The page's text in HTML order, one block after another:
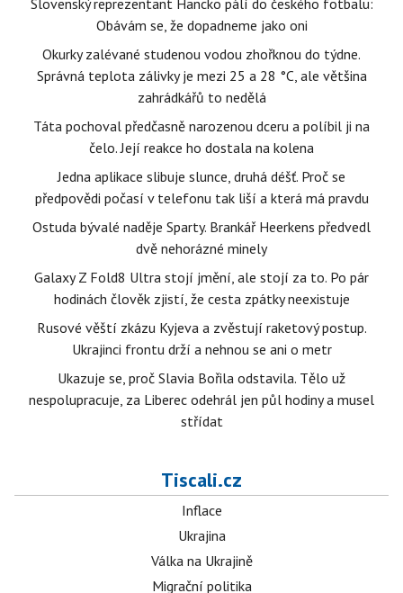
Slovenský reprezentant Hancko pálí do českého fotbalu:
Obávám se, že dopadneme jako oni
Okurky zalévané studenou vodou zhořknou do týdne.
Správná teplota zálivky je mezi 25 a 28 °C, ale většina
zahrádkářů to nedělá
Táta pochoval předčasně narozenou dceru a políbil ji na
čelo. Její reakce ho dostala na kolena
Jedna aplikace slibuje slunce, druhá déšť. Proč se
předpovědi počasí v telefonu tak liší a která má pravdu
Ostuda bývalé naděje Sparty. Brankář Heerkens předvedl
dvě nehorázné minely
Galaxy Z Fold8 Ultra stojí jmění, ale stojí za to. Po pár
hodinách člověk zjistí, že cesta zpátky neexistuje
Rusové věští zkázu Kyjeva a zvěstují raketový postup.
Ukrajinci frontu drží a nehnou se ani o metr
Ukazuje se, proč Slavia Bořila odstavila. Tělo už
nespolupracuje, za Liberec odehrál jen půl hodiny a musel
střídat
Tiscali.cz
Inflace
Ukrajina
Válka na Ukrajině
Migrační politika